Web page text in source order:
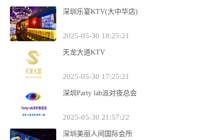
深圳乐宴KTV(大中华店)
2025-05-30 18:25:21
天龙大道KTV
2025-05-30 17:25:21
深圳Party lab派对夜总会
2025-05-30 21:57:22
深圳美丽人间国际会所